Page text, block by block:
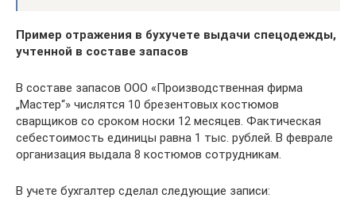
Пример отражения в бухучете выдачи спецодежды,
учтенной в составе запасов
В составе запасов ООО «Производственная фирма
„Мастер“» числятся 10 брезентовых костюмов
сварщиков со сроком носки 12 месяцев. Фактическая
себестоимость единицы равна 1 тыс. рублей. В феврале
организация выдала 8 костюмов сотрудникам.
В учете бухгалтер сделал следующие записи: